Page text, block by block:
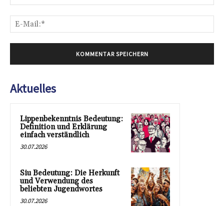
Aktuelles
Lippenbekenntnis Bedeutung:
Definition und Erklärung
einfach verständlich
30.07.2026
Siu Bedeutung: Die Herkunft
und Verwendung des
beliebten Jugendwortes
30.07.2026